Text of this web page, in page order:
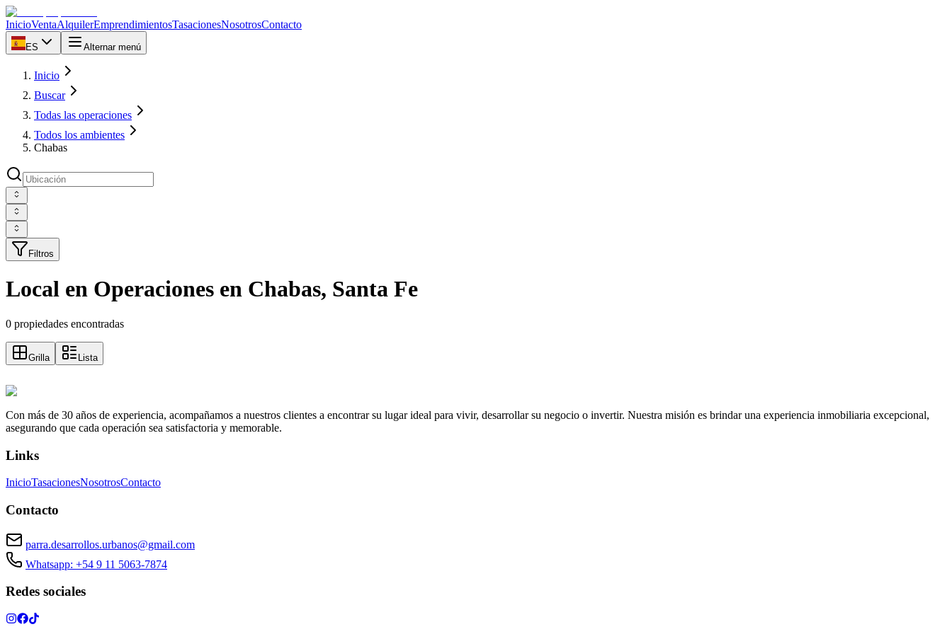
InicioVentaAlquilerEmprendimientosTasacionesNosotrosContacto
ES Alternar menú
Inicio
Buscar
Todas las operaciones
Todos los ambientes
Chabas
Filtros
Local en Operaciones en Chabas, Santa Fe
0 propiedades encontradas
Grilla Lista
Con más de 30 años de experiencia, acompañamos a nuestros clientes a encontrar su lugar ideal para vivir, desarrollar su negocio o invertir. Nuestra misión es brindar una experiencia inmobiliaria excepcional,
asegurando que cada operación sea satisfactoria y memorable.
Links
InicioTasacionesNosotrosContacto
Contacto
parra.desarrollos.urbanos@gmail.com
Whatsapp: +54 9 11 5063-7874
Redes sociales